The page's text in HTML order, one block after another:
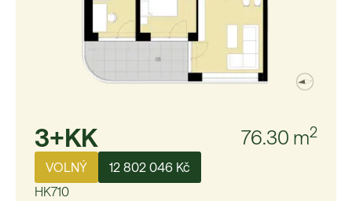
3+KK 76.30 m2
VOLNÝ
12 802 046 Kč
HK710